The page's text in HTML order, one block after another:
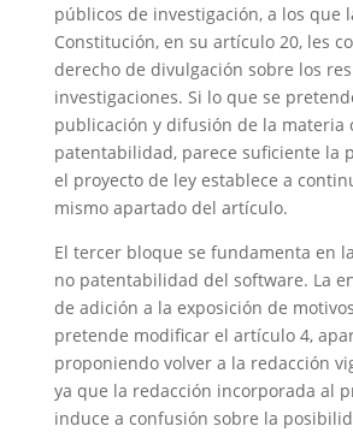
públicos de investigación, a los que
Constitución, en su artículo 20, les
derecho de divulgación sobre los
investigaciones. Si lo que se
publicación y difusión de la materia
patentabilidad, parece suficiente la
el proyecto de ley establece a
mismo apartado del artículo.
El tercer bloque se fundamenta en
no patentabilidad del software. La
de adición a la exposición de
pretende modificar el artículo 4,
proponiendo volver a la redacción
ya que la redacción incorporada al
induce a confusión sobre la